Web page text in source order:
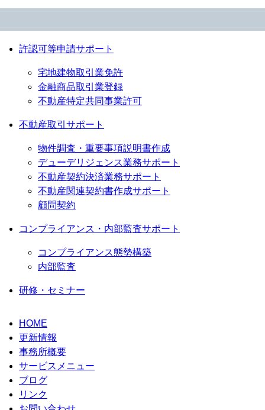
許認可等申請サポート
宅地建物取引業免許
金融商品取引業登録
不動産特定共同事業許可
不動産取引サポート
物件調査・重要事項説明書作成
デューデリジェンス業務サポート
不動産契約決済業務サポート
不動産関連契約書作成サポート
顧問契約
コンプライアンス・内部監査サポート
コンプライアンス態勢構築
内部監査
研修・セミナー
HOME
更新情報
事務所概要
サービスメニュー
ブログ
リンク